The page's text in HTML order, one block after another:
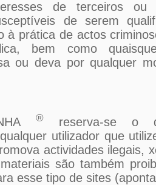
de terceiros ou
de serem
à prática de actos
bem como
ou deva por qualquer
®reserva-se o
utilizador que
actividades ilegais,
são também
esse tipo de sites